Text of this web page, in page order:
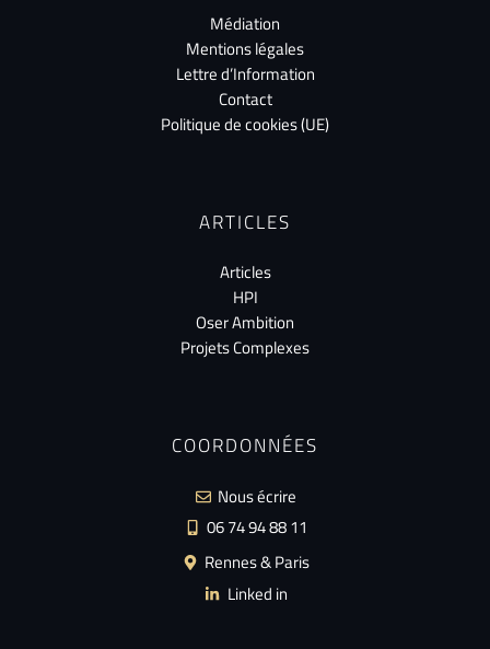
Médiation
Mentions légales
Lettre d’Information
Contact
Politique de cookies (UE)
ARTICLES
Articles
HPI
Oser Ambition
Projets Complexes
COORDONNÉES
Nous écrire
06 74 94 88 11
Rennes & Paris
Linked in